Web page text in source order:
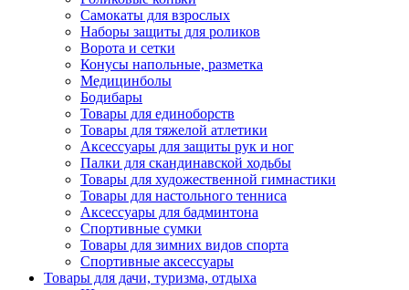
Самокаты для взрослых
Наборы защиты для роликов
Ворота и сетки
Конусы напольные, разметка
Медицинболы
Бодибары
Товары для единоборств
Товары для тяжелой атлетики
Аксессуары для защиты рук и ног
Палки для скандинавской ходьбы
Товары для художественной гимнастики
Товары для настольного тенниса
Аксессуары для бадминтона
Спортивные сумки
Товары для зимних видов спорта
Спортивные аксессуары
Товары для дачи, туризма, отдыха